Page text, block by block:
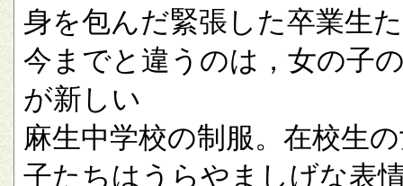
身を包んだ緊張した卒業生
今までと違うのは，女の子
が新しい
麻生中学校の制服。在校生
子たちはうらやましげな表